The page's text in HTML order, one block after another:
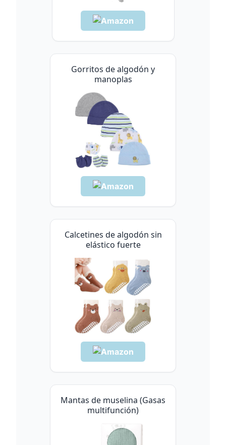
Gorritos de algodón y
manoplas
Calcetines de algodón sin
elástico fuerte
Mantas de muselina (Gasas
multifunción)